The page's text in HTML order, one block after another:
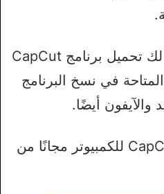
بالإضافة إلى ذلك، يقدم لك تحميل برنامج CapCut
في نسخ البرنامج
والآيفون أيضًا.
يمكنك تحميل برنامج CapCut للكمبيوتر مجانًا من